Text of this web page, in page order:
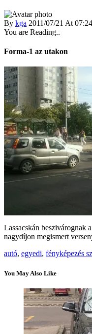
By kga 2011/07/21 At 07:24
You are Reading..
Forma-1 az utakon
Lassacskán beszivárognak
nagydíjon megismert
autó, egyedi, fényképezés
You May Also Like